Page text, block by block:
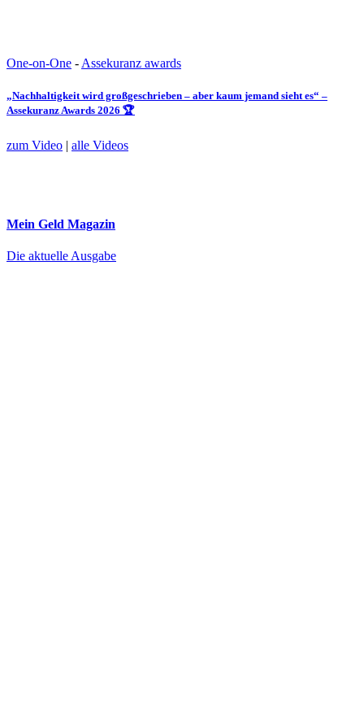
One-on-One -Assekuranz awards
„Nachhaltigkeit wird großgeschrieben – aber kaum jemand sieht es“ –
Assekuranz Awards 2026 🏆
zum Video | alle Videos
Mein Geld Magazin
Die aktuelle Ausgabe